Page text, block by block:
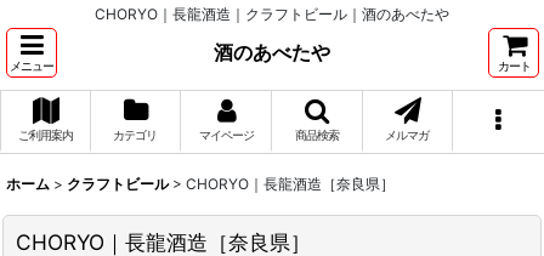
CHORYO｜長龍酒造｜クラフトビール｜酒のあべたや
メニュー
酒のあべたや
カート
ご利用案内 カテゴリ マイページ 商品検索 メルマガ
ホーム > クラフトビール > CHORYO｜長龍酒造［奈良県］
CHORYO｜長龍酒造［奈良県］